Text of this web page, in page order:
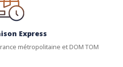
Express
métropolitaine et DOM TOM